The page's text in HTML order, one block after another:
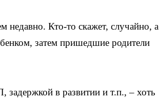
недавно. Кто-то скажет, случайно, а
затем пришедшие родители
в развитии и т.п., – хоть